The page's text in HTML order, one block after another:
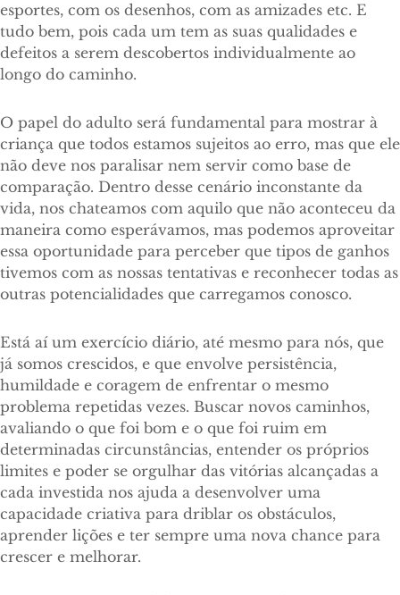
esportes, com os desenhos, com as amizades etc. E
tudo bem, pois cada um tem as suas qualidades e
defeitos a serem descobertos individualmente ao
longo do caminho.
O papel do adulto será fundamental para mostrar à
criança que todos estamos sujeitos ao erro, mas que ele
não deve nos paralisar nem servir como base de
comparação. Dentro desse cenário inconstante da
vida, nos chateamos com aquilo que não aconteceu da
maneira como esperávamos, mas podemos aproveitar
essa oportunidade para perceber que tipos de ganhos
tivemos com as nossas tentativas e reconhecer todas as
outras potencialidades que carregamos conosco.
Está aí um exercício diário, até mesmo para nós, que
já somos crescidos, e que envolve persistência,
humildade e coragem de enfrentar o mesmo
problema repetidas vezes. Buscar novos caminhos,
avaliando o que foi bom e o que foi ruim em
determinadas circunstâncias, entender os próprios
limites e poder se orgulhar das vitórias alcançadas a
cada investida nos ajuda a desenvolver uma
capacidade criativa para driblar os obstáculos,
aprender lições e ter sempre uma nova chance para
crescer e melhorar.